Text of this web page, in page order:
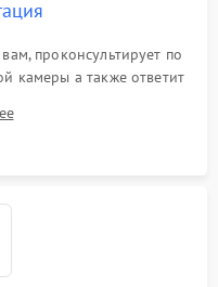
проконсультирует по
камеры а также ответит